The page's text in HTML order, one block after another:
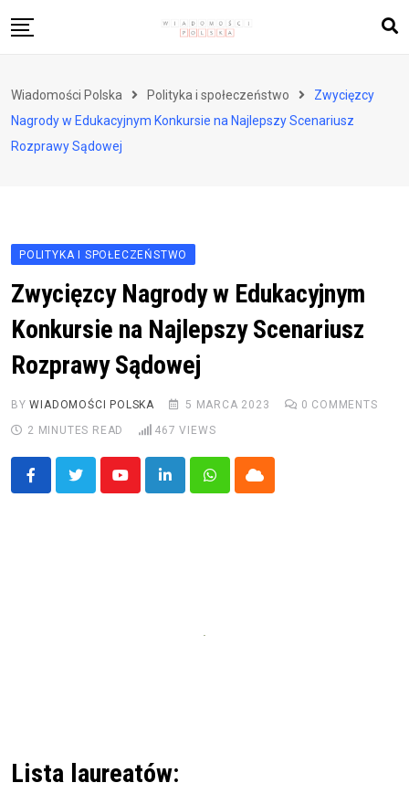
to
Zdrowie i styl życia
Polityka i społeczeństwo
Wiadomości Polska Polityka i społeczeństwo
Zwycięzcy
Nagrody w Edukacyjnym Konkursie na Najlepszy Scenariusz
Rozprawy Sądowej
POLITYKA I SPOŁECZEŃSTWO
Zwycięzcy Nagrody w Edukacyjnym
Konkursie na Najlepszy Scenariusz
Rozprawy Sądowej
BYWIADOMOŚCI POLSKA 5 MARCA 2023 0 COMMENTS
2 MINUTES READ
467 VIEWS
YoutubeLinkedInWhatsappCloud
Lista laureatów: